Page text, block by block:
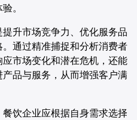
。
升市场竞争力、优化服务品
通过精准捕捉和分析消费者
市场变化和潜在危机，还能
品与服务，从而增强客户满
饮企业应根据自身需求选择